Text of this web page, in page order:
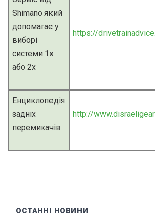
Shimano який
допомагає у
виборі
системи 1х
або 2х
https://
Енциклопедія
задніх
перемикачів
http://
ОСТАННІ НОВИНИ